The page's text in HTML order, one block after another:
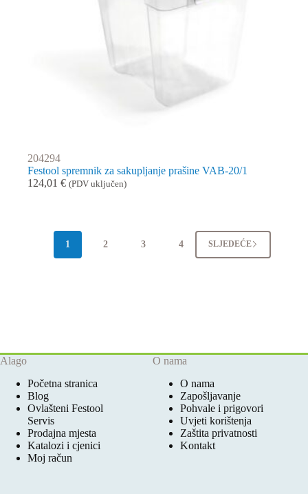
204294
Festool spremnik za sakupljanje prašine VAB-20/1
124,01 € (PDV uključen)
1 2 3 4 SLJEDEĆE
Alago
Početna stranica
Blog
Ovlašteni Festool
Servis
Prodajna mjesta
Katalozi i cjenici
Moj račun
O nama
O nama
Zapošljavanje
Pohvale i prigovori
Uvjeti korištenja
Zaštita privatnosti
Kontakt